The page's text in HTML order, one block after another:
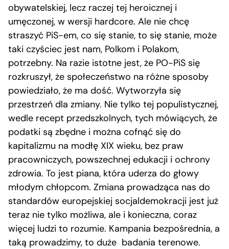
obywatelskiej, lecz raczej tej heroicznej i
umęczonej, w wersji hardcore. Ale nie chcę
straszyć PiS-em, co się stanie, to się stanie, może
taki czyściec jest nam, Polkom i Polakom,
potrzebny. Na razie istotne jest, że PO-PiS się
rozkruszył, że społeczeństwo na różne sposoby
powiedziało, że ma dość. Wytworzyła się
przestrzeń dla zmiany. Nie tylko tej populistycznej,
wedle recept przedszkolnych, tych mówiących, że
podatki są zbędne i można cofnąć się do
kapitalizmu na modłę XIX wieku, bez praw
pracowniczych, powszechnej edukacji i ochrony
zdrowia. To jest piana, która uderza do głowy
młodym chłopcom. Zmiana prowadząca nas do
standardów europejskiej socjaldemokracji jest już
teraz nie tylko możliwa, ale i konieczna, coraz
więcej ludzi to rozumie. Kampania bezpośrednia, a
taką prowadzimy, to duże badania terenowe.